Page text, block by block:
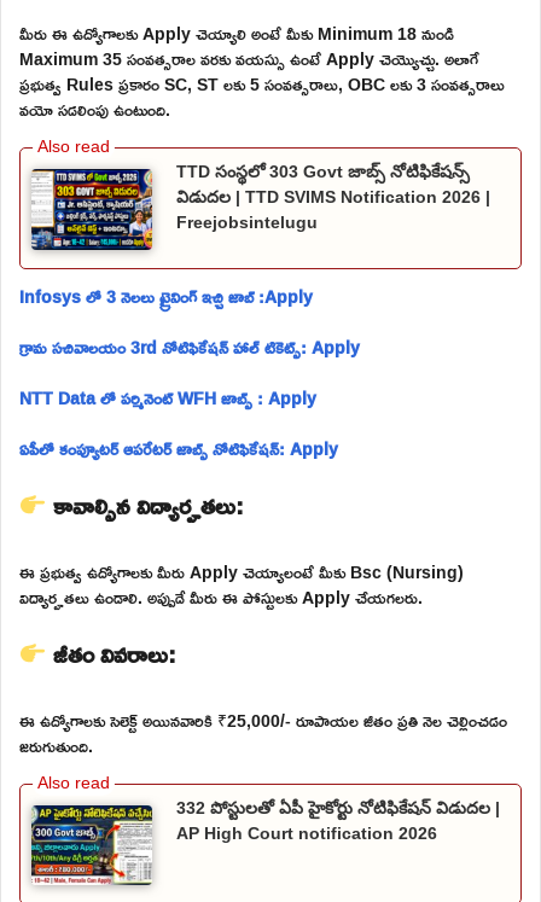
మీరు ఈ ఉద్యోగాలకు Apply చెయ్యాలి అంటే మీకు Minimum 18 నుండి
Maximum 35 సంవత్సరాల వరకు వయస్సు ఉంటే Apply చెయ్యొచ్చు. అలాగే
ప్రభుత్వ Rules ప్రకారం SC, ST లకు 5 సంవత్సరాలు, OBC లకు 3 సంవత్సరాలు
వయో సడలింపు ఉంటుంది.
TTD సంస్థలో 303 Govt జాబ్స్ నోటిఫికేషన్స్
విడుదల | TTD SVIMS Notification 2026 |
Freejobsintelugu
Infosys లో 3 నెలలు ట్రైనింగ్ ఇచ్చి జాబ్ :Apply
గ్రామ సచివాలయం 3rd నోటిఫికేషన్ హాల్ టికెట్స్: Apply
NTT Data లో పర్మినెంట్ WFH జాబ్స్ : Apply
ఏపీలో కంప్యూటర్ ఆపరేటర్ జాబ్స్ నోటిఫికేషన్: Apply
కావాల్సిన విద్యార్హతలు:
ఈ ప్రభుత్వ ఉద్యోగాలకు మీరు Apply చెయ్యాలంటే మీకు Bsc (Nursing)
విద్యార్హతలు ఉండాలి. అప్పుడే మీరు ఈ పోస్టులకు Apply చేయగలరు.
జీతం వివరాలు:
ఈ ఉద్యోగాలకు సెలెక్ట్ అయినవారికి ₹25,000/- రూపాయల జీతం ప్రతి నెల చెల్లించడం
జరుగుతుంది.
332 పోస్టులతో ఏపీ హైకోర్టు నోటిఫికేషన్ విడుదల |
AP High Court notification 2026